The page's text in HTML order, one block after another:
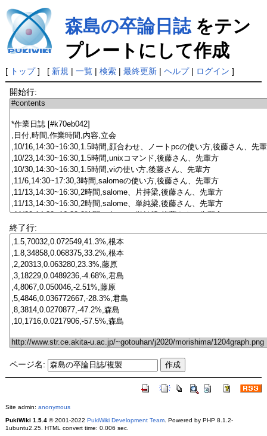
森島の卒論日誌をテン
プレートにして作成
[ トップ] [ 新規 | 一覧| 検索| 最終更新| ヘルプ| ログイン ]
開始行:
終了行:
ページ名:
Site admin: anonymous
PukiWiki 1.5.4© 2001-2022 PukiWiki Development Team. Powered by PHP 8.1.2-
1ubuntu2.25. HTML convert time: 0.006 sec.